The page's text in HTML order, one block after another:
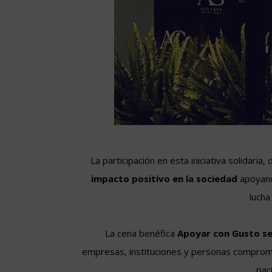
La participación en esta iniciativa
impacto positivo en la sociedad
La cena benéfica Apoyar con Gusto
empresas, instituciones y personas